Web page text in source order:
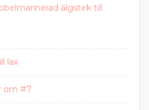
älgstek till
lax
om #7